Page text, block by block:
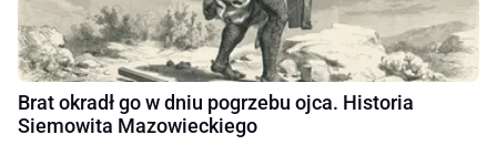
Brat okradł go w dniu pogrzebu ojca. Historia
Siemowita Mazowieckiego